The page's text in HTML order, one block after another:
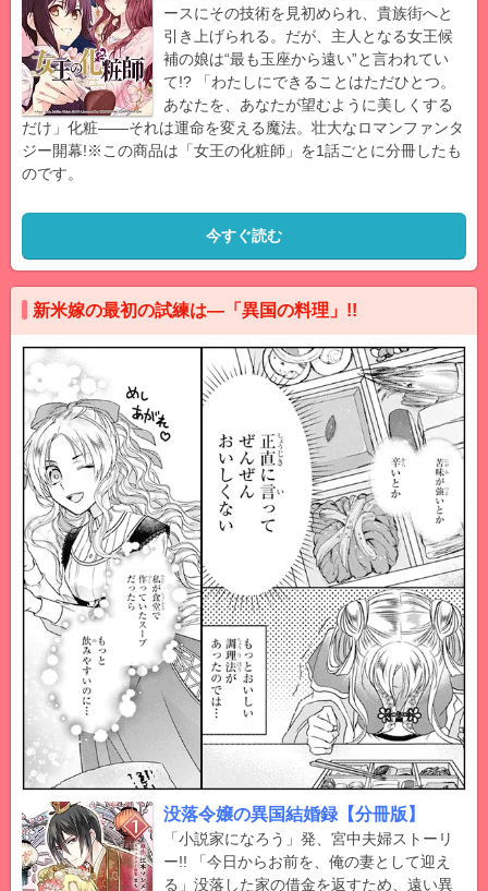
ースにその技術を見初められ、貴族街へと
引き上げられる。だが、主人となる女王候
補の娘は“最も玉座から遠い”と言われてい
て!? 「わたしにできることはただひとつ。
あなたを、あなたが望むように美しくする
だけ」化粧――それは運命を変える魔法。壮大なロマンファンタ
ジー開幕!※この商品は「女王の化粧師」を1話ごとに分冊したも
のです。
今すぐ読む
新米嫁の最初の試練は―「異国の料理」!!
没落令嬢の異国結婚録【分冊版】
「小説家になろう」発、宮中夫婦ストーリ
ー!! 「今日からお前を、俺の妻として迎え
る」没落した家の借金を返すため、遠い異